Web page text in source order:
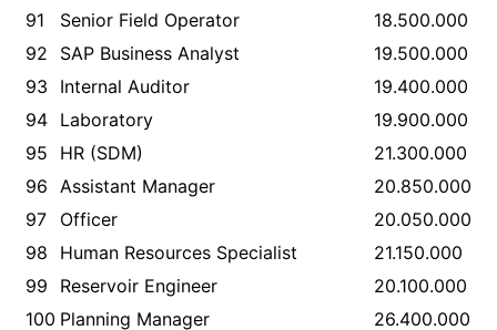
91
Senior Field Operator
18.500.000
92
SAP Business Analyst
19.500.000
93
Internal Auditor
19.400.000
94 Laboratory
19.900.000
95
HR (SDM)
21.300.000
96 Assistant Manager
20.850.000
97
Officer
20.050.000
98
Human Resources Specialist
21.150.000
99
Reservoir Engineer
20.100.000
100 Planning Manager 26.400.000